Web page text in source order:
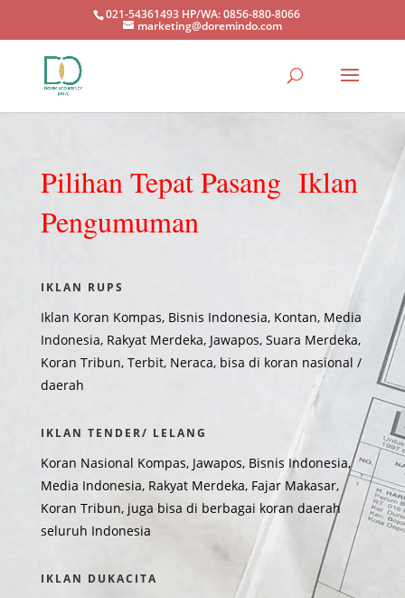
021-54361493 HP/WA: 0856-880-8066
marketing@doremindo.com
Pilihan Tepat Pasang Iklan
Pengumuman
IKLAN RUPS
Iklan Koran Kompas, Bisnis Indonesia, Kontan, Media
Indonesia, Rakyat Merdeka, Jawapos, Suara Merdeka,
Koran Tribun, Terbit, Neraca, bisa di koran nasional /
daerah
IKLAN TENDER/ LELANG
Koran Nasional Kompas, Jawapos, Bisnis Indonesia,
Media Indonesia, Rakyat Merdeka, Fajar Makasar,
Koran Tribun, juga bisa di berbagai koran daerah
seluruh Indonesia
IKLAN DUKACITA